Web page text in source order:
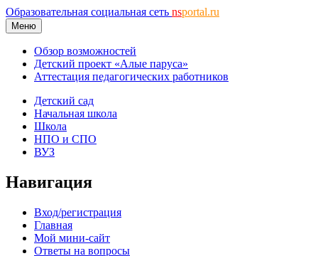
Образовательная социальная сеть nsportal.ru
Меню
Обзор возможностей
Детский проект «Алые паруса»
Аттестация педагогических работников
Детский сад
Начальная школа
Школа
НПО и СПО
ВУЗ
Навигация
Вход/регистрация
Главная
Мой мини-сайт
Ответы на вопросы